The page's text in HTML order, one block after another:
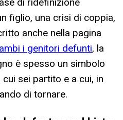
figlio, una crisi di coppia,
anche nella pagina
i genitori defunti, la
è spesso un simbolo
sei partito e a cui, in
di tornare.